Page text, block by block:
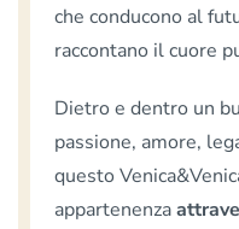
che conducono al
raccontano il cuore
Dietro e dentro un
passione, amore,
questo
appartenenza